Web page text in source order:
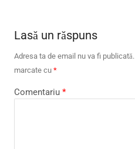
Lasă un răspuns
Adresa ta de email nu va fi publicată.
marcate cu *
Comentariu *